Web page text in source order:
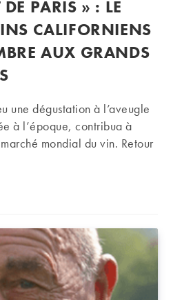
PARIS » : LE
CALIFORNIENS
AUX GRANDS
une dégustation à l’aveugle
à l’époque, contribua à
mondial du vin. Retour
de Paris » : le jour où les vins